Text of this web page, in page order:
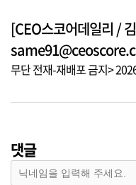
[CEO스코어데일리 /
무단 전재-재배포 금지>
댓글